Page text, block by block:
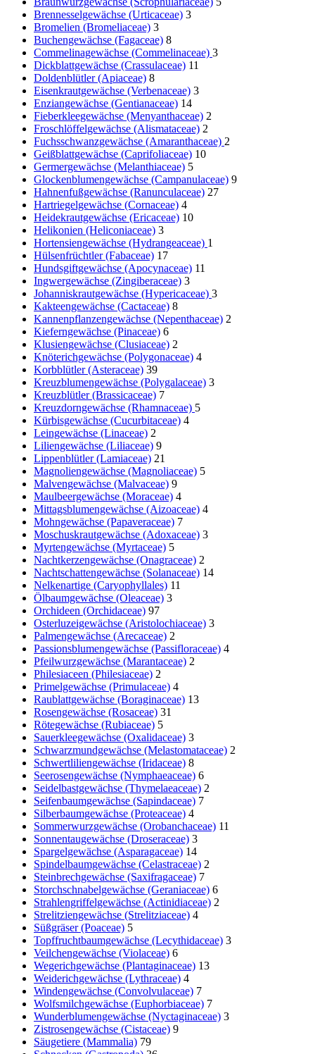
Brennesselgewächse (Urticaceae) 3
Bromelien (Bromeliaceae) 3
Buchengewächse (Fagaceae) 8
Commelinagewächse (Commelinaceae) 3
Dickblattgewächse (Crassulaceae) 11
Doldenblütler (Apiaceae) 8
Eisenkrautgewächse (Verbenaceae) 3
Enziangewächse (Gentianaceae) 14
Fieberkleegewächse (Menyanthaceae) 2
Froschlöffelgewächse (Alismataceae) 2
Fuchsschwanzgewächse (Amaranthaceae) 2
Geißblattgewächse (Caprifoliaceae) 10
Germergewächse (Melanthiaceae) 5
Glockenblumengewächse (Campanulaceae) 9
Hahnenfußgewächse (Ranunculaceae) 27
Hartriegelgewächse (Cornaceae) 4
Heidekrautgewächse (Ericaceae) 10
Helikonien (Heliconiaceae) 3
Hortensiengewächse (Hydrangeaceae) 1
Hülsenfrüchtler (Fabaceae) 17
Hundsgiftgewächse (Apocynaceae) 11
Ingwergewächse (Zingiberaceae) 3
Johanniskrautgewächse (Hypericaceae) 3
Kakteengewächse (Cactaceae) 8
Kannenpflanzengewächse (Nepenthaceae) 2
Kieferngewächse (Pinaceae) 6
Klusiengewächse (Clusiaceae) 2
Knöterichgewächse (Polygonaceae) 4
Korbblütler (Asteraceae) 39
Kreuzblumengewächse (Polygalaceae) 3
Kreuzblütler (Brassicaceae) 7
Kreuzdorngewächse (Rhamnaceae) 5
Kürbisgewächse (Cucurbitaceae) 4
Leingewächse (Linaceae) 2
Liliengewächse (Liliaceae) 9
Lippenblütler (Lamiaceae) 21
Magnoliengewächse (Magnoliaceae) 5
Malvengewächse (Malvaceae) 9
Maulbeergewächse (Moraceae) 4
Mittagsblumengewächse (Aizoaceae) 4
Mohngewächse (Papaveraceae) 7
Moschuskrautgewächse (Adoxaceae) 3
Myrtengewächse (Myrtaceae) 5
Nachtkerzengewächse (Onagraceae) 2
Nachtschattengewächse (Solanaceae) 14
Nelkenartige (Caryophyllales) 11
Ölbaumgewächse (Oleaceae) 3
Orchideen (Orchidaceae) 97
Osterluzeigewächse (Aristolochiaceae) 3
Palmengewächse (Arecaceae) 2
Passionsblumengewächse (Passifloraceae) 4
Pfeilwurzgewächse (Marantaceae) 2
Philesiaceen (Philesiaceae) 2
Primelgewächse (Primulaceae) 4
Raublattgewächse (Boraginaceae) 13
Rosengewächse (Rosaceae) 31
Rötegewächse (Rubiaceae) 5
Sauerkleegewächse (Oxalidaceae) 3
Schwarzmundgewächse (Melastomataceae) 2
Schwertliliengewächse (Iridaceae) 8
Seerosengewächse (Nymphaeaceae) 6
Seidelbastgewächse (Thymelaeaceae) 2
Seifenbaumgewächse (Sapindaceae) 7
Silberbaumgewächse (Proteaceae) 4
Sommerwurzgewächse (Orobanchaceae) 11
Sonnentaugewächse (Droseraceae) 3
Spargelgewächse (Asparagaceae) 14
Spindelbaumgewächse (Celastraceae) 2
Steinbrechgewächse (Saxifragaceae) 7
Storchschnabelgewächse (Geraniaceae) 6
Strahlengriffelgewächse (Actinidiaceae) 2
Strelitziengewächse (Strelitziaceae) 4
Süßgräser (Poaceae) 5
Topffruchtbaumgewächse (Lecythidaceae) 3
Veilchengewächse (Violaceae) 6
Wegerichgewächse (Plantaginaceae) 13
Weiderichgewächse (Lythraceae) 4
Windengewächse (Convolvulaceae) 7
Wolfsmilchgewächse (Euphorbiaceae) 7
Wunderblumengewächse (Nyctaginaceae) 3
Zistrosengewächse (Cistaceae) 9
Säugetiere (Mammalia) 79